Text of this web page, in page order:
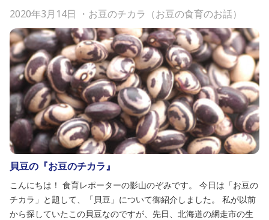
2020年3月14日 ・ お豆のチカラ（お豆の食育のお話）
貝豆の『お豆のチカラ』
こんにちは！ 食育レポーターの影山のぞみです。 今日は「お豆の
チカラ」と題して、「貝豆」について御紹介しました。 私が以前
から探していたこの貝豆なのですが、先日、北海道の網走市の生